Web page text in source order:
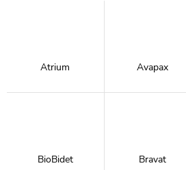
Atrium Avapax
BioBidet Bravat